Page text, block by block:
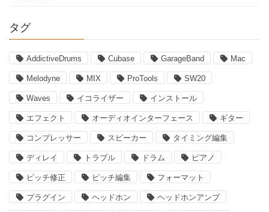
タグ
AddictiveDrums Cubase GarageBand Mac
Melodyne MIX ProTools SW20
Waves イコライザー インストール
エフェクト オーディオインターフェース ギター
コンプレッサー スピーカー タイミング編集
ディレイ トラブル ドラム ピアノ
ピッチ修正 ピッチ編集 フォーマット
プラグイン ヘッドホン ヘッドホンアンプ